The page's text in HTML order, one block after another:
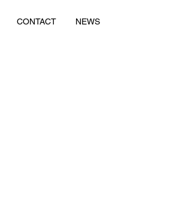
CONTACT NEWS